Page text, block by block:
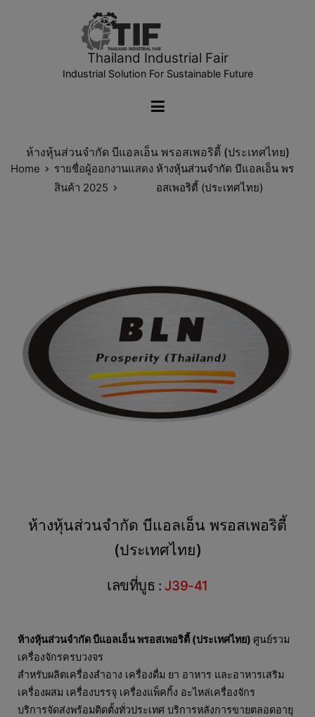
Thailand Industrial Fair
Industrial Solution For Sustainable Future
ห้างหุ้นส่วนจำกัด บีแอลเอ็น พรอสเพอริตี้ (ประเทศไทย)
Home
รายชื่อผู้ออกงานแสดง
สินค้า 2025
ห้างหุ้นส่วนจำกัด บีแอลเอ็น พร
อสเพอริตี้ (ประเทศไทย)
ห้างหุ้นส่วนจำกัด บีแอลเอ็น พรอสเพอริตี้
(ประเทศไทย)
เลขที่บูธ : J39-41
ห้างหุ้นส่วนจำกัด บีแอลเอ็น พรอสเพอริตี้ (ประเทศไทย) ศูนย์รวม
เครื่องจักรครบวงจร
สําหรับผลิตเครื่องสําอาง เครื่องดื่ม ยา อาหาร และอาหารเสริม
เครื่องผสม เครื่องบรรจุ เครื่องแพ็คกิ้ง อะไหล่เครื่องจักร
บริการจัดส่งพร้อมติดตั้งทั่วประเทศ บริการหลังการขายตลอดอายุ